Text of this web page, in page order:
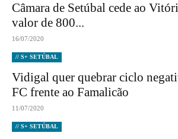
Câmara de Setúbal cede ao
valor de 800...
16/07/2020
// S+ SETÚBAL
Vidigal quer quebrar ciclo
FC frente ao Famalicão
11/07/2020
// S+ SETÚBAL